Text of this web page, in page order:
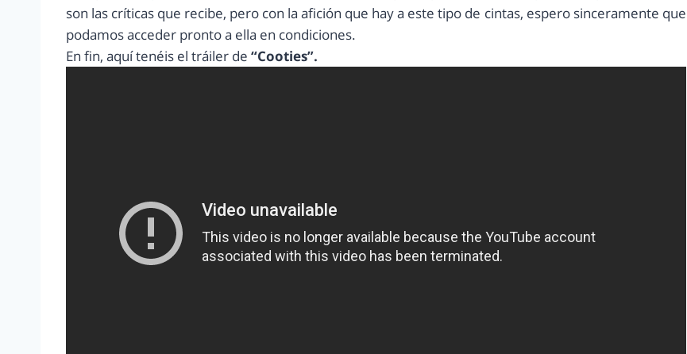
son las críticas que recibe, pero con la afición que hay a este tipo de cintas, espero sinceramente que
podamos acceder pronto a ella en condiciones.
En fin, aquí tenéis el tráiler de “Cooties”.